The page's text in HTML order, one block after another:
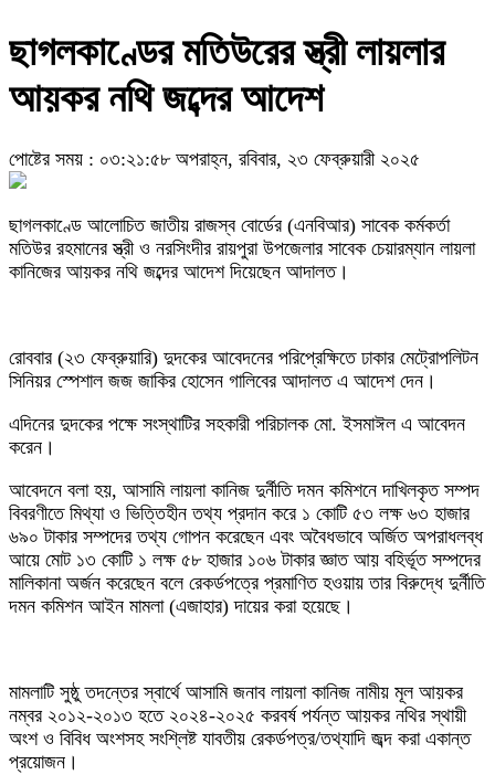
ছাগলকাণ্ডের মতিউরের স্ত্রী লায়লার
আয়কর নথি জব্দের আদেশ
পোষ্টের সময় : ০৩:২১:৫৮ অপরাহ্ন, রবিবার, ২৩ ফেব্রুয়ারী ২০২৫
ছাগলকাণ্ডে আলোচিত জাতীয় রাজস্ব বোর্ডের (এনবিআর) সাবেক কর্মকর্তা
মতিউর রহমানের স্ত্রী ও নরসিংদীর রায়পুরা উপজেলার সাবেক চেয়ারম্যান লায়লা
কানিজের আয়কর নথি জব্দের আদেশ দিয়েছেন আদালত।
রোববার (২৩ ফেব্রুয়ারি) দুদকের আবেদনের পরিপ্রেক্ষিতে ঢাকার মেট্রোপলিটন
সিনিয়র স্পেশাল জজ জাকির হোসেন গালিবের আদালত এ আদেশ দেন।
এদিনের দুদকের পক্ষে সংস্থাটির সহকারী পরিচালক মো. ইসমাঈল এ আবেদন
করেন।
আবেদনে বলা হয়, আসামি লায়লা কানিজ দুর্নীতি দমন কমিশনে দাখিলকৃত সম্পদ
বিবরণীতে মিথ্যা ও ভিত্তিহীন তথ্য প্রদান করে ১ কোটি ৫৩ লক্ষ ৬৩ হাজার
৬৯০ টাকার সম্পদের তথ্য গোপন করেছেন এবং অবৈধভাবে অর্জিত অপরাধলব্ধ
আয়ে মোট ১৩ কোটি ১ লক্ষ ৫৮ হাজার ১০৬ টাকার জ্ঞাত আয় বহির্ভূত সম্পদের
মালিকানা অর্জন করেছেন বলে রেকর্ডপত্রে প্রমাণিত হওয়ায় তার বিরুদ্ধে দুর্নীতি
দমন কমিশন আইন মামলা (এজাহার) দায়ের করা হয়েছে।
মামলাটি সুষ্ঠু তদন্তের স্বার্থে আসামি জনাব লায়লা কানিজ নামীয় মূল আয়কর
নম্বর ২০১২-২০১৩ হতে ২০২৪-২০২৫ করবর্ষ পর্যন্ত আয়কর নথির স্থায়ী
অংশ ও বিবিধ অংশসহ সংশ্লিষ্ট যাবতীয় রেকর্ডপত্র/তথ্যাদি জব্দ করা একান্ত
প্রয়োজন।